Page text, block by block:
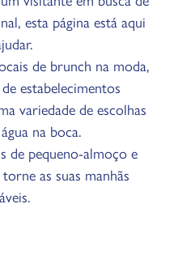
esta página está aqui
de brunch na moda,
estabelecimentos
variedade de escolhas
na boca.
de pequeno-almoço e
as suas manhãs